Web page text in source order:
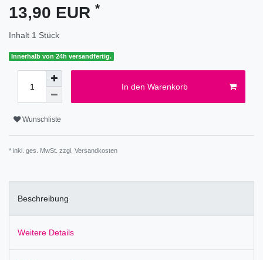
13,90 EUR *
Inhalt 1 Stück
Innerhalb von 24h versandfertig.
In den Warenkorb
Wunschliste
* inkl. ges. MwSt. zzgl. Versandkosten
Beschreibung
Weitere Details